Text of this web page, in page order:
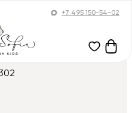
+7 495 150-54-02